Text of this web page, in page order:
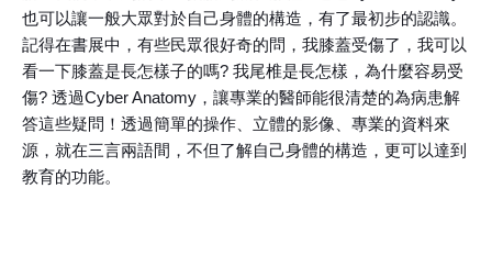
也可以讓一般大眾對於自己身體的構造，有了最初步的認識。
記得在書展中，有些民眾很好奇的問，我膝蓋受傷了，我可以
看一下膝蓋是長怎樣子的嗎? 我尾椎是長怎樣，為什麼容易受
傷? 透過Cyber Anatomy，讓專業的醫師能很清楚的為病患解
答這些疑問！透過簡單的操作、立體的影像、專業的資料來
源，就在三言兩語間，不但了解自己身體的構造，更可以達到
教育的功能。